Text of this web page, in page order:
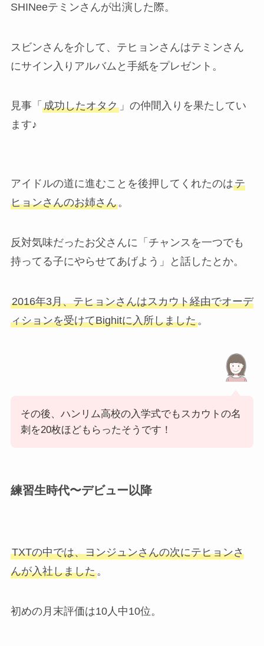
SHINeeテミンさんが出演した際。
スビンさんを介して、テヒョンさんはテミンさん
にサイン入りアルバムと手紙をプレゼント。
見事「 成功したオタク」の仲間入りを果たしてい
ます♪
アイドルの道に進むことを後押してくれたのはテ
ヒョンさんのお姉さん。
反対気味だったお父さんに「チャンスを一つでも
持ってる子にやらせてあげよう」と話したとか。
2016年3月、テヒョンさんはスカウト経由でオーデ
ィションを受けてBighitに入所しました。
その後、ハンリム高校の入学式でもスカウトの名
刺を20枚ほどもらったそうです！
練習生時代〜デビュー以降
TXTの中では、ヨンジュンさんの次にテヒョンさ
んが入社しました。
初めの月末評価は10人中10位。